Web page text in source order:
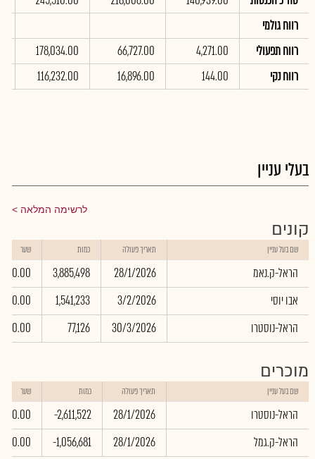
רווח גולמי
רווח תפעולי
4,271.00
66,727.00
178,034.00
רווח נקי
144.00
16,896.00
116,232.00
בעלי עניין
לרשימה המלאה
קונים
שם בעל עניין תאריך פעולה כמות שער
הראל-ק.נאמ 28/1/2026
3,885,498
0.00
אבו יוסי
3/2/2026
1,541,233
0.00
הראל-נוסטרו
30/3/2026
77,126
0.00
מוכרים
שם בעל עניין תאריך פעולה כמות שער
הראל-נוסטרו 28/1/2026
-2,611,522
0.00
הראל-ק.גמל
28/1/2026
-1,056,681
0.00